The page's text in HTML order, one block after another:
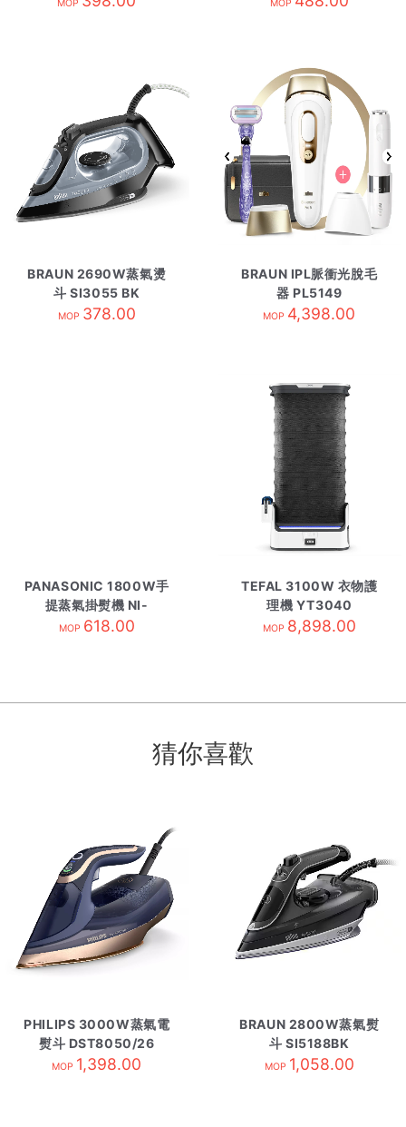
MOP MOP
BRAUN 2690W蒸氣燙
斗 SI3055 BK
MOP 378.00
BRAUN IPL脈衝光脫毛
器 PL5149
MOP 4,398.00
PANASONIC 1800W手
提蒸氣掛熨機 NI-
GS410
MOP 618.00
TEFAL 3100W 衣物護
理機 YT3040
MOP 8,898.00
猜你喜歡
PHILIPS 3000W蒸氣電
熨斗 DST8050/26
MOP 1,398.00
BRAUN 2800W蒸氣熨
斗 SI5188BK
MOP 1,058.00